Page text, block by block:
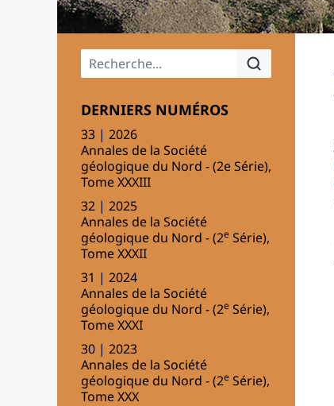
Menu principal
DERNIERS NUMÉROS
33 | 2026
Annales de la Société
géologique du Nord - (2e Série),
Tome XXXIII
32 | 2025
Annales de la Société
géologique du Nord - (2e Série),
Tome XXXII
31 | 2024
Annales de la Société
géologique du Nord - (2e Série),
Tome XXXI
30 | 2023
Annales de la Société
géologique du Nord - (2e Série),
Tome XXX